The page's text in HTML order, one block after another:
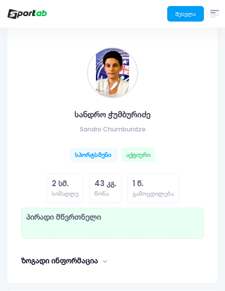
შესვლა
სანდრო ჭუმბურიძე
Sandro Chumburidze
სპორტსმენი აქტიური
2 სმ.
სიმაღლე
43 კგ.
წონა
1 წ.
გამოცდილება
პირადი მწვრთნელი
ზოგადი ინფორმაცია